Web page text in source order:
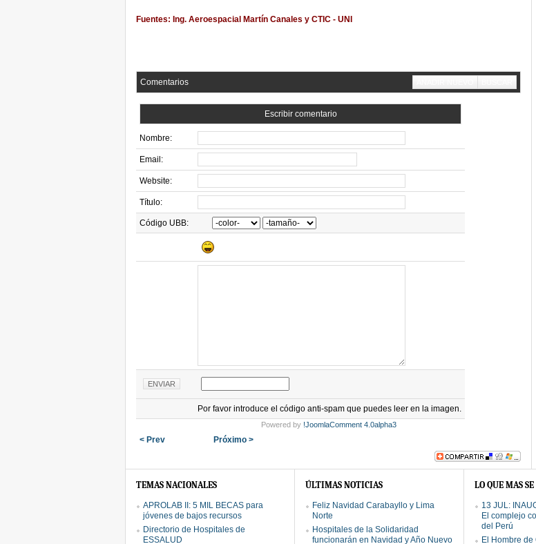
Fuentes: Ing. Aeroespacial Martín Canales y CTIC - UNI
Comentarios
Escribir comentario
Nombre:
Email:
Website:
Título:
Código UBB:
Por favor introduce el código anti-spam que puedes leer en la imagen.
Powered by !JoomlaComment 4.0alpha3
< Prev Próximo >
TEMAS NACIONALES
APROLAB II: 5 MIL BECAS para
jóvenes de bajos recursos
Directorio de Hospitales de
ESSALUD
ÚLTIMAS NOTICIAS
Feliz Navidad Carabayllo y Lima
Norte
Hospitales de la Solidaridad
funcionarán en Navidad y Año Nuevo
LO QUE MAS SE
13 JUL:
El complejo
del Perú
El Hombre